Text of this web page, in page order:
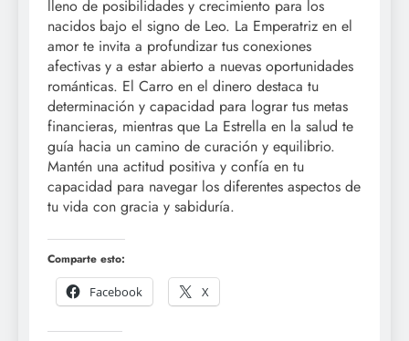
lleno de posibilidades y crecimiento para los
nacidos bajo el signo de Leo. La Emperatriz en el
amor te invita a profundizar tus conexiones
afectivas y a estar abierto a nuevas oportunidades
románticas. El Carro en el dinero destaca tu
determinación y capacidad para lograr tus metas
financieras, mientras que La Estrella en la salud te
guía hacia un camino de curación y equilibrio.
Mantén una actitud positiva y confía en tu
capacidad para navegar los diferentes aspectos de
tu vida con gracia y sabiduría.
Comparte esto:
Facebook
X